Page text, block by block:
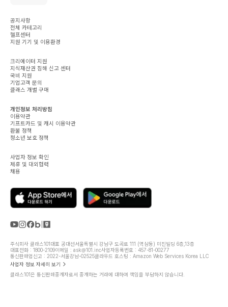
공지사항
전체 카테고리
헬프센터
지원 기기 및 이용환경
크리에이터 지원
지식재산권 침해 신고 센터
국비 지원
기업고객 문의
클래스 개별 구매
개인정보 처리방침
이용약관
기프트카드 및 캐시 이용약관
환불 정책
청소년 보호 정책
사업자 정보 확인
제휴 및 대외협력
채용
주식회사 클래스101대표 공대선서울특별시 강남구 도곡로 111 (역삼동) 미진빌딩 6층,13층
대표전화 : 1800-2109이메일 : ask@101.inc사업자등록번호 : 457-81-00277
통신판매업신고 : 2022-서울강남-02525클라우드 호스팅 : Amazon Web Services Korea LLC
사업자 정보 자세히 보기
클래스101은 통신판매중개자로서 중개하는 거래에 대하여 책임을 부담하지 않습니다.